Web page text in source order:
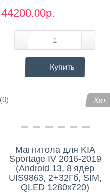
44200.00р.
Купить
(0) Хит
Магнитола для KIA
Sportage IV 2016-2019
(Android 13, 8 ядер
UIS9863, 2+32Гб, SIM,
QLED 1280x720)